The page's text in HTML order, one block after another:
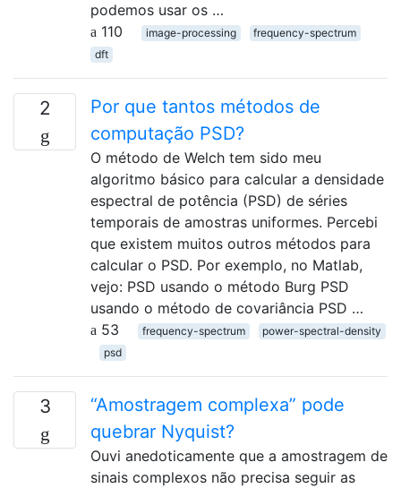
podemos usar os …
110
image-processing
frequency-spectrum
dft
2
Por que tantos métodos de
computação PSD?
O método de Welch tem sido meu
algoritmo básico para calcular a densidade
espectral de potência (PSD) de séries
temporais de amostras uniformes. Percebi
que existem muitos outros métodos para
calcular o PSD. Por exemplo, no Matlab,
vejo: PSD usando o método Burg PSD
usando o método de covariância PSD …
53
frequency-spectrum
power-spectral-density
psd
3
“Amostragem complexa” pode
quebrar Nyquist?
Ouvi anedoticamente que a amostragem de
sinais complexos não precisa seguir as